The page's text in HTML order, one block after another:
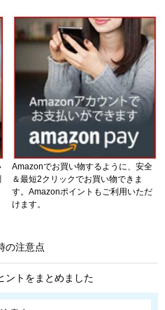
Amazonでお買い物するように、安全
＆最短2クリックでお買い物できま
す。Amazonポイントもご利用いただ
けます。
の注意点
ントをまとめました